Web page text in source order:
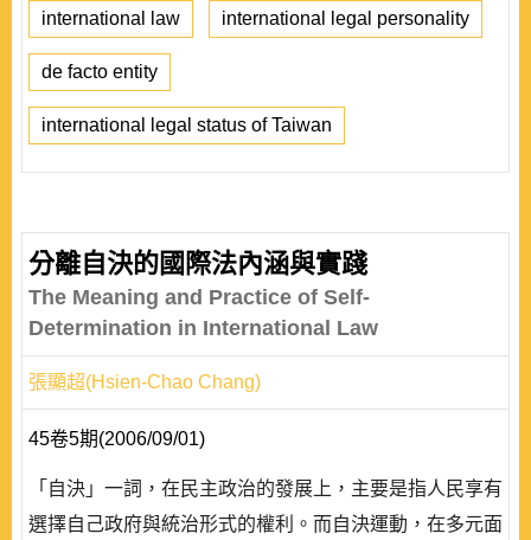
international law international legal personality
de facto entity
international legal status of Taiwan
分離自決的國際法內涵與實踐
The Meaning and Practice of Self-
Determination in International Law
張顯超(Hsien-Chao Chang)
45卷5期(2006/09/01)
「自決」一詞，在民主政治的發展上，主要是指人民享有
選擇自己政府與統治形式的權利。而自決運動，在多元面